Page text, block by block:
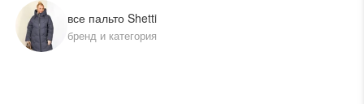
все пальто Shetti
бренд и категория